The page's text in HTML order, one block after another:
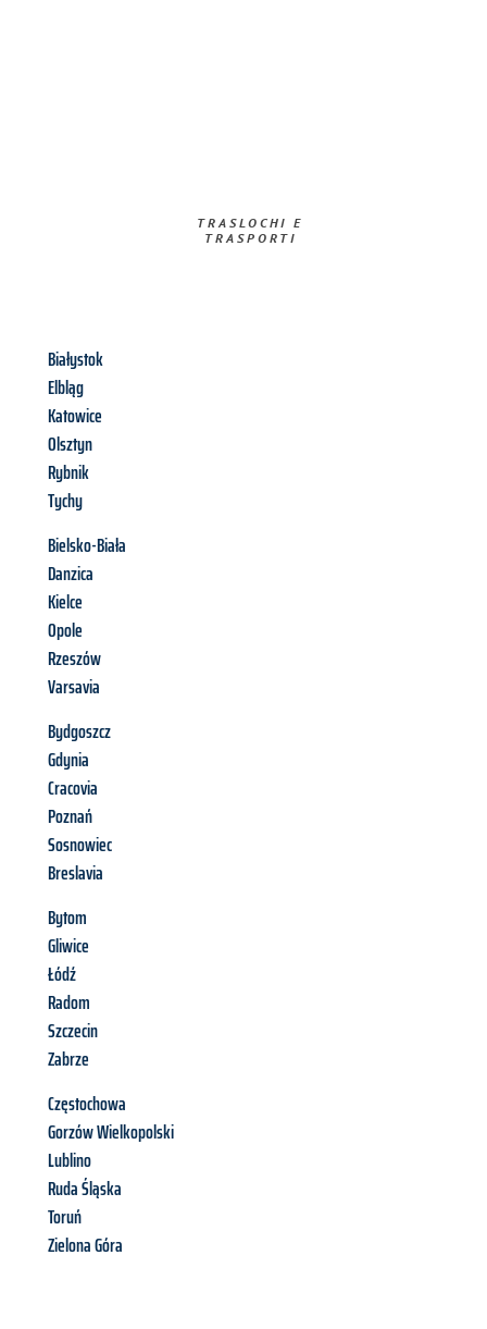
TRASLOCHI E
TRASPORTI​
Białystok
Elbląg
Katowice
Olsztyn
Rybnik
Tychy
Bielsko-Biała
Danzica
Kielce
Opole
Rzeszów
Varsavia
Bydgoszcz
Gdynia
Cracovia
Poznań
Sosnowiec
Breslavia
Bytom
Gliwice
Łódź
Radom
Szczecin
Zabrze
Częstochowa
Gorzów Wielkopolski
Lublino
Ruda Śląska
Toruń
Zielona Góra